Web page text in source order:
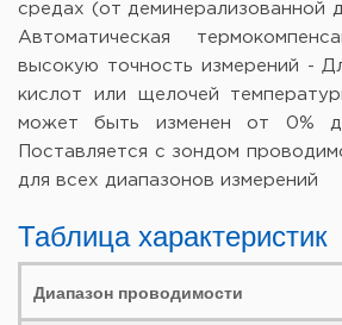
средах (от деминерализованной
Автоматическая
высокую точность измерений -
кислот или щелочей
может быть изменен от 0%
Поставляется с зондом
для всех диапазонов измерений
Таблица характеристик
Диапазон проводимости